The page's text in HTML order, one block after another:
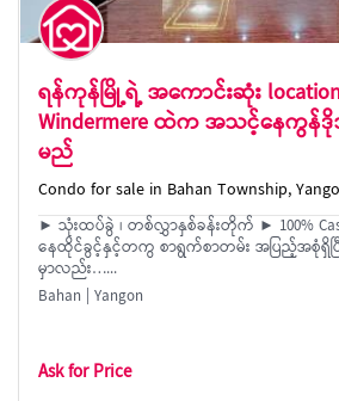
ရန်ကုန်မြို့ရဲ့ အကောင်းဆုံး
Windermere ထဲက အသင့်နေကွန်ဒိုအ
မည်
Condo for sale in Bahan Township,
► သုံးထပ်ခွဲ ၊ တစ်လွှာနှစ်ခန်းတိုက် ► 100%
နေထိုင်ခွင့်နှင့်တကွ စာရွက်စာတမ်း အပြည့်အစုံရှိပ
မှာလည်း…...
Bahan | Yangon
Ask for Price